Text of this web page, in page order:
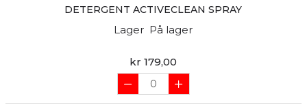
DETERGENT ACTIVECLEAN SPRAY
Lager På lager
kr 179,00